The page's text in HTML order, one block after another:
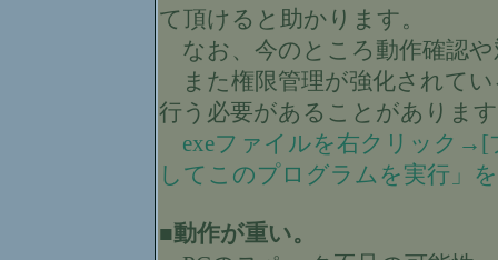
て頂けると助かります。
なお、今のところ動作確認
また権限管理が強化されて
行う必要があることがありま
exeファイルを右クリック
してこのプログラムを実行」
■動作が重い。